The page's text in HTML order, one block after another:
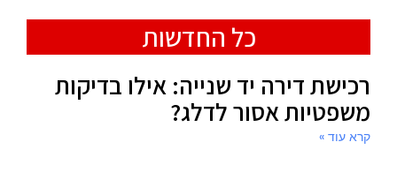
כל החדשות
רכישת דירה יד שנייה: אילו בדיקות
משפטיות אסור לדלג?
קרא עוד »